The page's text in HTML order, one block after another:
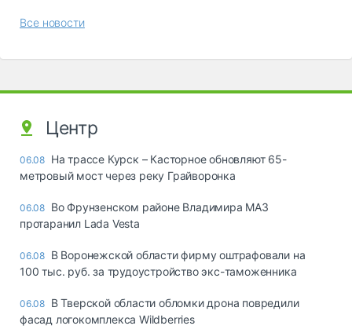
Все новости
Центр
06.08 На трассе Курск – Касторное обновляют 65-
метровый мост через реку Грайворонка
06.08 Во Фрунзенском районе Владимира МАЗ
протаранил Lada Vesta
06.08 В Воронежской области фирму оштрафовали на
100 тыс. руб. за трудоустройство экс-таможенника
06.08 В Тверской области обломки дрона повредили
фасад логокомплекса Wildberries